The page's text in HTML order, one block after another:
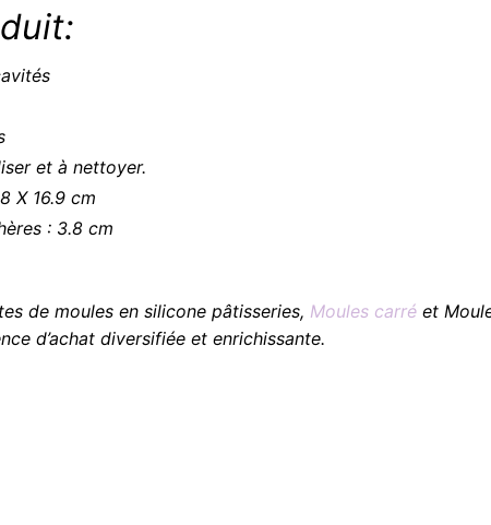
et à nettoyer.
X 16.9 cm
: 3.8 cm
de moules en silicone pâtisseries, Moules carréet
d’achat diversifiée et enrichissante.